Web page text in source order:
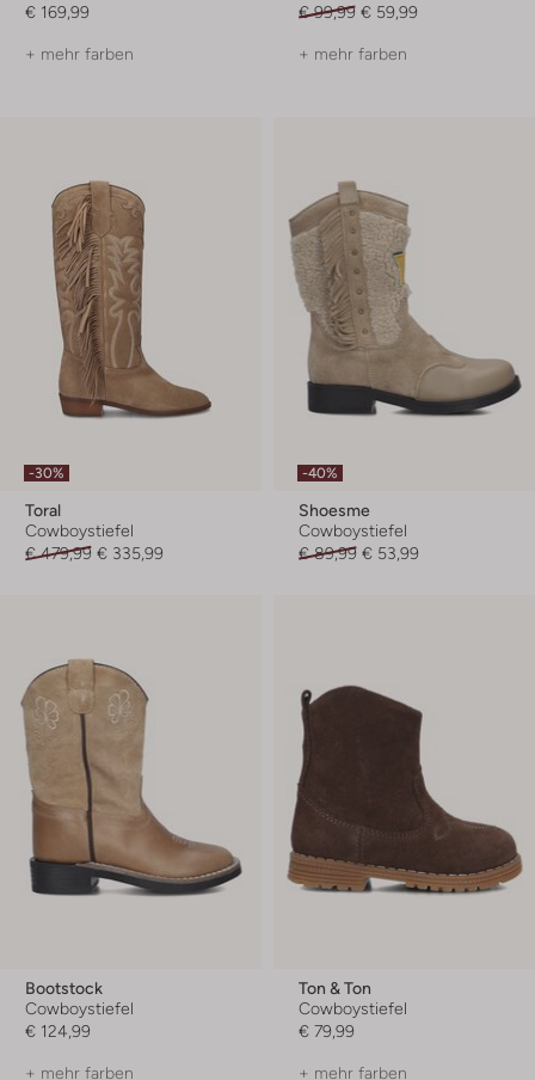
€ 169,99
+ mehr farben
€ 99,99 € 59,99
+ mehr farben
-30%
Toral
Cowboystiefel
€ 479,99 € 335,99
-40%
Shoesme
Cowboystiefel
€ 89,99 € 53,99
Bootstock
Cowboystiefel
€ 124,99
+ mehr farben
Ton & Ton
Cowboystiefel
€ 79,99
+ mehr farben